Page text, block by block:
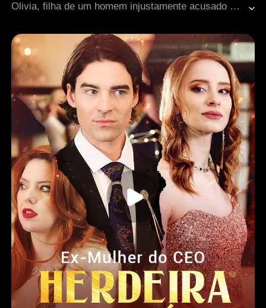
Olivia, filha de um homem injustamente acusado e executado, foi reduzida a uma Ômega humilhada pelo clã, especialmente pelos trigêmeos Lucas, Alex e Benjamin. Aos 18 anos, durante seu despertar, descobre que eles são seus companheiros, mas é rejeitada e humilhada. Ainda assim, ela não desiste, pois possui um poder especial dentro de si. Diante de ameaças reais, precisa escolher entre o ódio e a salvação.